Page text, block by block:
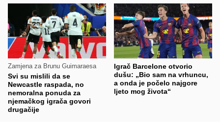
Zamjena za Brunu Guimaraesa
Svi su mislili da se
Newcastle raspada, no
nemoralna ponuda za
njemačkog igrača govori
drugačije
Igrač Barcelone otvorio
dušu: „Bio sam na vrhuncu,
a onda je počelo najgore
ljeto mog života“